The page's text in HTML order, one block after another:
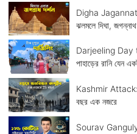
Digha Jagannath
ঝলমলে দিঘা, জগন্নাথ
Darjeeling Day
পাহাড়ের রানি যেন
Kashmir Attack: ভূস্বর্গ ভয়ঙ্কর! সন্ত্রাসে ক্ষতবিক্ষত ২৫
বছর এক নজরে
Sourav Ganguly